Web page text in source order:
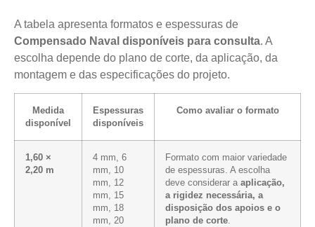
A tabela apresenta formatos e espessuras de
Compensado Naval disponíveis para consulta. A
escolha depende do plano de corte, da aplicação, da
montagem e das especificações do projeto.
Medida
disponível
Espessuras
disponíveis
Como avaliar o formato
1,60 ×
2,20 m
4 mm, 6
mm, 10
mm, 12
mm, 15
mm, 18
mm, 20
Formato com maior variedade
de espessuras. A escolha
deve considerar a aplicação,
a rigidez necessária, a
disposição dos apoios e o
plano de corte.